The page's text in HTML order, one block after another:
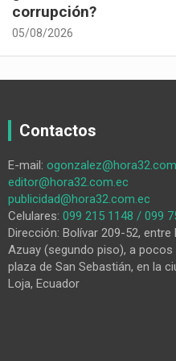
04/08/2026
Contactos
E-mail:
editor@hora32.com.ec
publicidad@hora32.com.ec
Celulares: 099 215 1148 / 099
Dirección: Bolívar 209-52, entre
Azuay (segundo piso), a
plaza de San Sebastián, en la
Loja, Ecuador